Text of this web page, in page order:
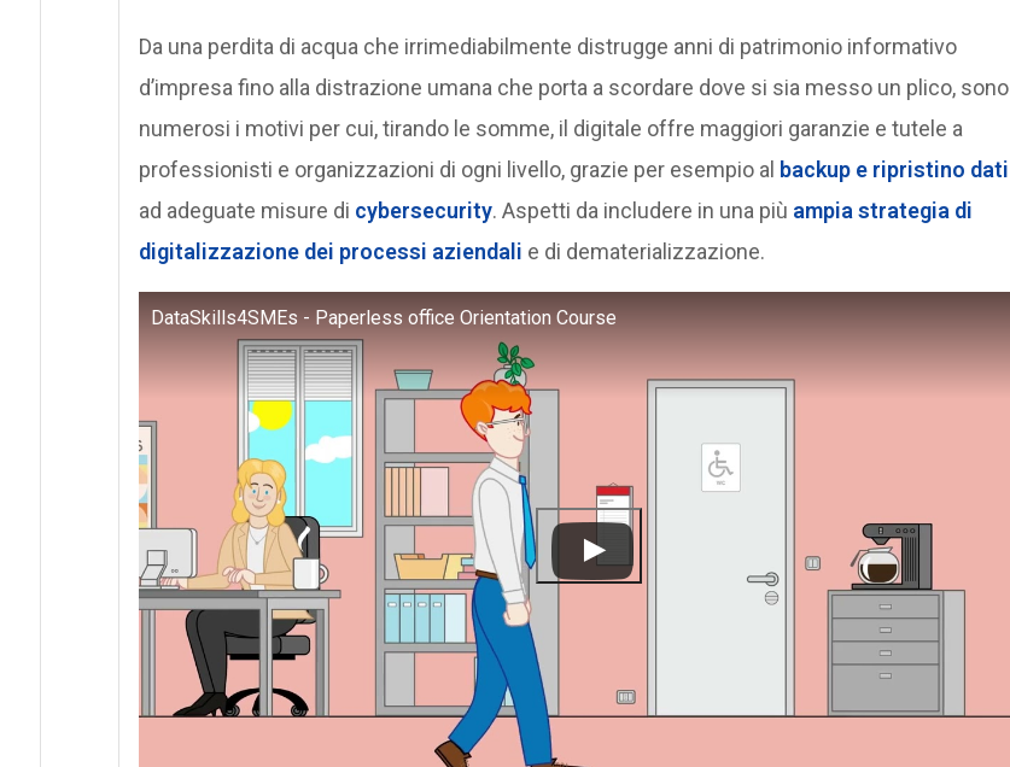
Da una perdita di acqua che irrimediabilmente distrugge anni di patrimonio informativo
d’impresa fino alla distrazione umana che porta a scordare dove si sia messo un plico, sono
numerosi i motivi per cui, tirando le somme, il digitale offre maggiori garanzie e tutele a
professionisti e organizzazioni di ogni livello, grazie per esempio al backup e ripristino dati
ad adeguate misure di cybersecurity. Aspetti da includere in una più ampia strategia di
digitalizzazione dei processi aziendali e di dematerializzazione.
DataSkills4SMEs - Paperless office Orientation Course